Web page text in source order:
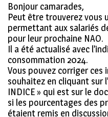
Bonjour camarades,
Peut être trouverez vous
permettant aux salariés
pour leur prochaine NAO.
Il a été actualisé avec
consommation 2024.
Vous pouvez corriger ces
souhaitez en cliquant sur
INDICE » qui est sur le
si les pourcentages des
étaient remis en